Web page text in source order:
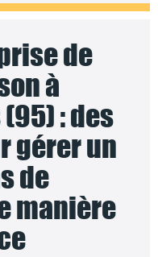
de
à
: des
gérer un
de
manière